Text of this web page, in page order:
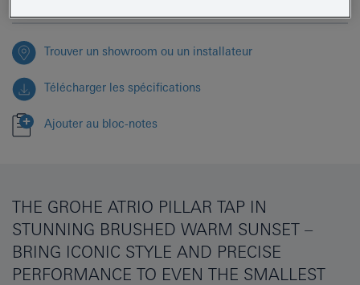
Trouver un showroom ou un installateur
Télécharger les spécifications
Ajouter au bloc-notes
THE GROHE ATRIO PILLAR TAP IN
STUNNING BRUSHED WARM SUNSET –
BRING ICONIC STYLE AND PRECISE
PERFORMANCE TO EVEN THE SMALLEST